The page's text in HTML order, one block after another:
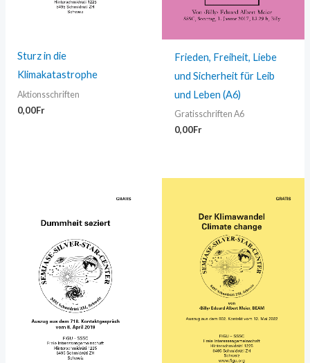
Sturz in die
Klimakatastrophe
Aktionsschriften
0,00Fr
Frieden, Freiheit, Liebe
und Sicherheit für Leib
und Leben (A6)
Gratisschriften A6
0,00Fr